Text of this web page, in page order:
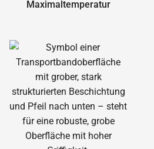
Maximal­temperatur